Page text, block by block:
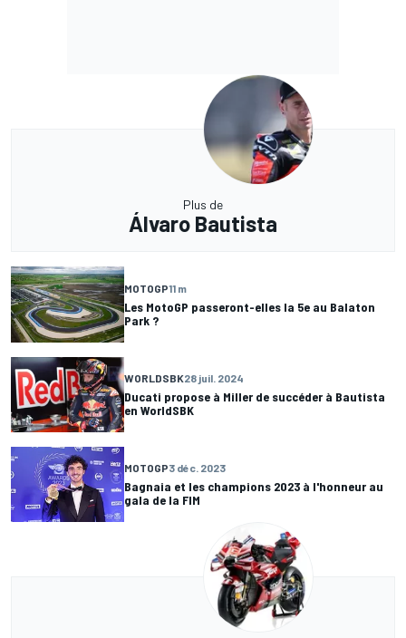
Plus de
Álvaro Bautista
MOTOGP11 m
Les MotoGP passeront-elles la 5e au Balaton
Park ?
WORLDSBK28 juil. 2024
Ducati propose à Miller de succéder à Bautista
en WorldSBK
MOTOGP3 déc. 2023
Bagnaia et les champions 2023 à l'honneur au
gala de la FIM